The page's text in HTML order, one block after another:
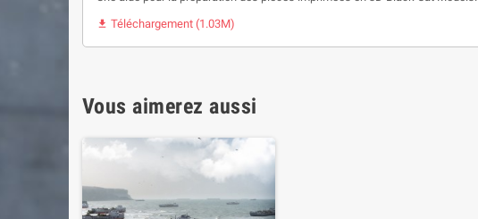
 Téléchargement (1.03M)
Vous aimerez aussi